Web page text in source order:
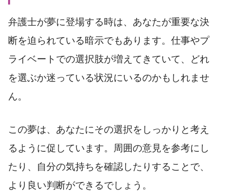
弁護士が夢に登場する時は、あなたが重要な決
断を迫られている暗示でもあります。仕事やプ
ライベートでの選択肢が増えてきていて、どれ
を選ぶか迷っている状況にいるのかもしれませ
ん。
この夢は、あなたにその選択をしっかりと考え
るように促しています。周囲の意見を参考にし
たり、自分の気持ちを確認したりすることで、
より良い判断ができるでしょう。